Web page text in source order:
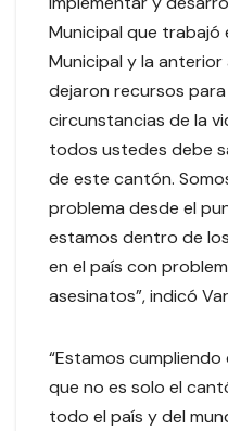
Municipal que trabajó
Municipal y la
dejaron recursos
circunstancias de la
todos ustedes debe
de este cantón.
problema desde el
estamos dentro de
en el país con
asesinatos”, indicó
“Estamos
que no es solo el
todo el país y del